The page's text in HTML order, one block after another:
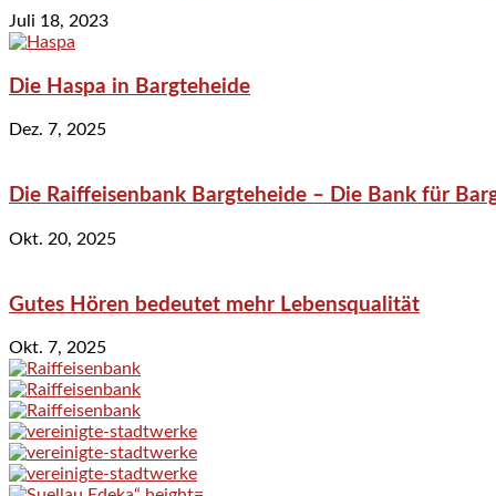
Juli 18, 2023
Die Haspa in Bargteheide
Dez. 7, 2025
Die Raiffeisenbank Bargteheide – Die Bank für
Okt. 20, 2025
Gutes Hören bedeutet mehr Lebensqualität
Okt. 7, 2025